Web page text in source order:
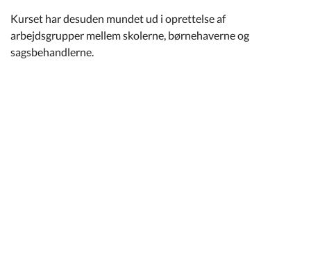
Kurset har desuden mundet ud i oprettelse af
arbejdsgrupper mellem skolerne, børnehaverne og
sagsbehandlerne.